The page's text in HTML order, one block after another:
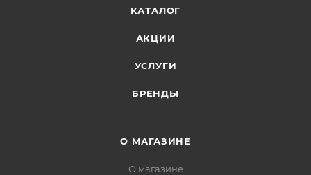
КАТАЛОГ
АКЦИИ
УСЛУГИ
БРЕНДЫ
О МАГАЗИНЕ
О магазине